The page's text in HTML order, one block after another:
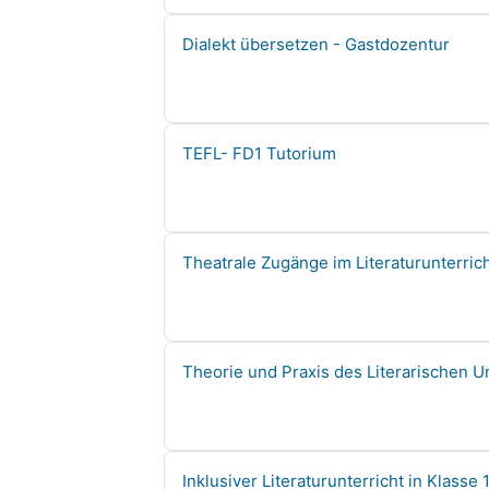
Course name
Dialekt übersetzen - Gastdozentur
Course name
TEFL- FD1 Tutorium
Course name
Theatrale Zugänge im
Course name
Theorie und Praxis des Literarischen
Course name
Inklusiver Literaturunterricht in Klasse